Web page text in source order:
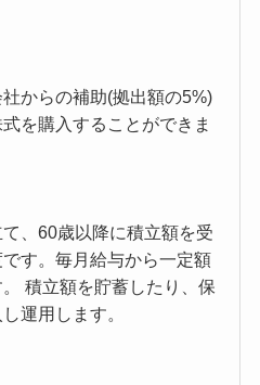
からの補助(拠出額の5%)
を購入することができま
、60歳以降に積立額を受
す。毎月給与から一定額
積立額を貯蓄したり、保
運用します。